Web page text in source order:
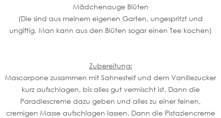
Mädchenauge Blüten
(Die sind aus meinem eigenen Garten, ungespritzt und
ungiftig. Man kann aus den Blüten sogar einen Tee kochen)
Zubereitung:
Mascarpone zusammen mit Sahnesteif und dem Vanillezucker
kurz aufschlagen, bis alles gut vermischt ist. Dann die
Paradiescreme dazu geben und alles zu einer feinen,
cremigen Masse aufschlagen lassen. Dann die Pistaziencreme